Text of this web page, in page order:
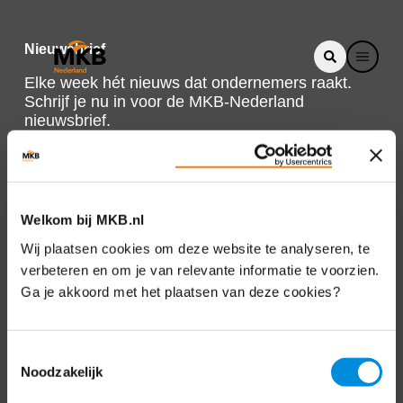
Welkom bij MKB.nl
Wij plaatsen cookies om deze website te analyseren, te
verbeteren en om je van relevante informatie te voorzien.
Ga je akkoord met het plaatsen van deze cookies?
Noodzakelijk
Nieuwsbrief
Elke week hét nieuws dat ondernemers raakt.
Schrijf je nu in voor de MKB-Nederland
nieuwsbrief.
Direct naar
Over ons
Bezuidenhoutseweg 12